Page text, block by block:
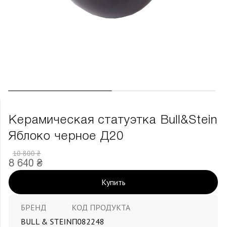
Керамическая статуэтка Bull&Stein
Яблоко черное Д20
10 800 ₴
8 640 ₴
Купить
БРЕНД
BULL & STEIN
КОД ПРОДУКТА
П082248